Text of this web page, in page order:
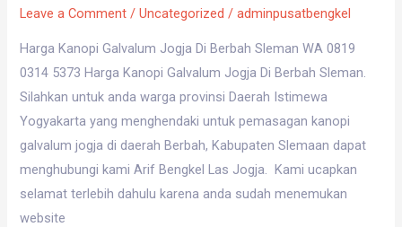
Leave a Comment /Uncategorized /adminpusatbengkel
Harga Kanopi Galvalum Jogja Di Berbah Sleman WA 0819
0314 5373 Harga Kanopi Galvalum Jogja Di Berbah Sleman.
Silahkan untuk anda warga provinsi Daerah Istimewa
Yogyakarta yang menghendaki untuk pemasagan kanopi
galvalum jogja di daerah Berbah, Kabupaten Slemaan dapat
menghubungi kami Arif Bengkel Las Jogja. Kami ucapkan
selamat terlebih dahulu karena anda sudah menemukan
website